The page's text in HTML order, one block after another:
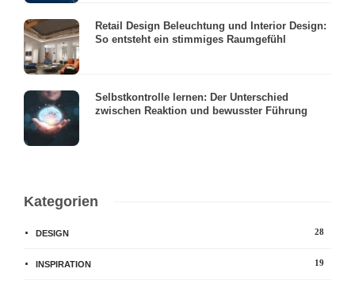
Retail Design Beleuchtung und Interior Design:
So entsteht ein stimmiges Raumgefühl
Selbstkontrolle lernen: Der Unterschied
zwischen Reaktion und bewusster Führung
Kategorien
DESIGN 28
INSPIRATION 19